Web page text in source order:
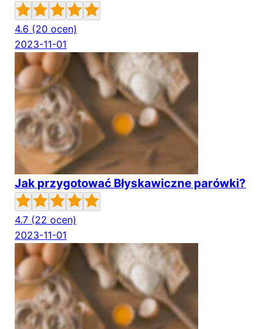
4.6 (20 ocen)
2023-11-01
Jak przygotować Błyskawiczne parówki?
4.7 (22 ocen)
2023-11-01